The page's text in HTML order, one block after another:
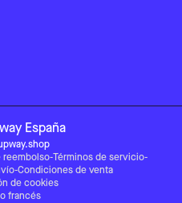
España
reembolso-Términos de servicio-
-Condiciones de venta
de cookies
francés